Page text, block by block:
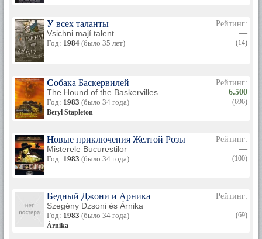
У всех таланты
Vsichni mají talent
Год: 1984 (было 35 лет)
Рейтинг:
—
(14)
Собака Баскервилей
The Hound of the Baskervilles
Год: 1983 (было 34 года)
Beryl Stapleton
Рейтинг:
6.500
(696)
Новые приключения Желтой Розы
Misterele Bucurestilor
Год: 1983 (было 34 года)
Рейтинг:
—
(100)
Бедный Джони и Арника
Szegény Dzsoni és Árnika
Год: 1983 (было 34 года)
Árnika
Рейтинг:
—
(69)